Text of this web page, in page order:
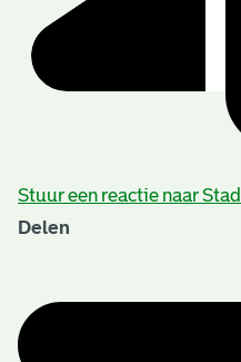
Stuur een reactie naar
Delen